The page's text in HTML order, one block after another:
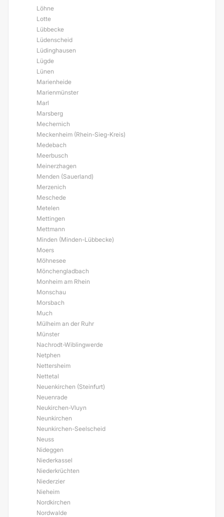
Löhne
Lotte
Lübbecke
Lüdenscheid
Lüdinghausen
Lügde
Lünen
Marienheide
Marienmünster
Marl
Marsberg
Mechernich
Meckenheim (Rhein-Sieg-Kreis)
Medebach
Meerbusch
Meinerzhagen
Menden (Sauerland)
Merzenich
Meschede
Metelen
Mettingen
Mettmann
Minden (Minden-Lübbecke)
Moers
Möhnesee
Mönchengladbach
Monheim am Rhein
Monschau
Morsbach
Much
Mülheim an der Ruhr
Münster
Nachrodt-Wiblingwerde
Netphen
Nettersheim
Nettetal
Neuenkirchen (Steinfurt)
Neuenrade
Neukirchen-Vluyn
Neunkirchen
Neunkirchen-Seelscheid
Neuss
Nideggen
Niederkassel
Niederkrüchten
Niederzier
Nieheim
Nordkirchen
Nordwalde